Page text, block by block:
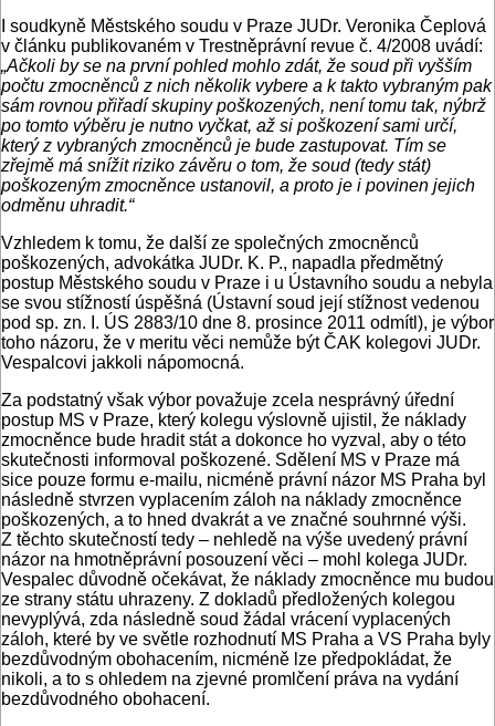
I soudkyně Městského soudu v Praze JUDr. Veronika Čeplová
v článku publikovaném v Trestněprávní revue č. 4/2008 uvádí:
„Ačkoli by se na první pohled mohlo zdát, že soud při vyšším
počtu zmocněnců z nich několik vybere a k takto vybraným pak
sám rovnou přiřadí skupiny poškozených, není tomu tak, nýbrž
po tomto výběru je nutno vyčkat, až si poškození sami určí,
který z vybraných zmocněnců je bude zastupovat. Tím se
zřejmě má snížit riziko závěru o tom, že soud (tedy stát)
poškozeným zmocněnce ustanovil, a proto je i povinen jejich
odměnu uhradit.“
Vzhledem k tomu, že další ze společných zmocněnců
poškozených, advokátka JUDr. K. P., napadla předmětný
postup Městského soudu v Praze i u Ústavního soudu a nebyla
se svou stížností úspěšná (Ústavní soud její stížnost vedenou
pod sp. zn. I. ÚS 2883/10 dne 8. prosince 2011 odmítl), je výbor
toho názoru, že v meritu věci nemůže být ČAK kolegovi JUDr.
Vespalcovi jakkoli nápomocná.
Za podstatný však výbor považuje zcela nesprávný úřední
postup MS v Praze, který kolegu výslovně ujistil, že náklady
zmocněnce bude hradit stát a dokonce ho vyzval, aby o této
skutečnosti informoval poškozené. Sdělení MS v Praze má
sice pouze formu e-mailu, nicméně právní názor MS Praha byl
následně stvrzen vyplacením záloh na náklady zmocněnce
poškozených, a to hned dvakrát a ve značné souhrnné výši.
Z těchto skutečností tedy – nehledě na výše uvedený právní
názor na hmotněprávní posouzení věci – mohl kolega JUDr.
Vespalec důvodně očekávat, že náklady zmocněnce mu budou
ze strany státu uhrazeny. Z dokladů předložených kolegou
nevyplývá, zda následně soud žádal vrácení vyplacených
záloh, které by ve světle rozhodnutí MS Praha a VS Praha byly
bezdůvodným obohacením, nicméně lze předpokládat, že
nikoli, a to s ohledem na zjevné promlčení práva na vydání
bezdůvodného obohacení.